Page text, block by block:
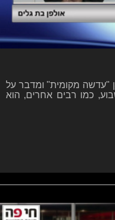
"עדשה מקומית" ומדבר על
כמו רבים אחרים, הוא